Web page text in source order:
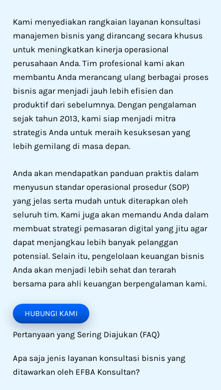
Kami menyediakan rangkaian layanan konsultasi
manajemen bisnis yang dirancang secara khusus
untuk meningkatkan kinerja operasional
perusahaan Anda. Tim profesional kami akan
membantu Anda merancang ulang berbagai proses
bisnis agar menjadi jauh lebih efisien dan
produktif dari sebelumnya. Dengan pengalaman
sejak tahun 2013, kami siap menjadi mitra
strategis Anda untuk meraih kesuksesan yang
lebih gemilang di masa depan.
Anda akan mendapatkan panduan praktis dalam
menyusun standar operasional prosedur (SOP)
yang jelas serta mudah untuk diterapkan oleh
seluruh tim. Kami juga akan memandu Anda dalam
membuat strategi pemasaran digital yang jitu agar
dapat menjangkau lebih banyak pelanggan
potensial. Selain itu, pengelolaan keuangan bisnis
Anda akan menjadi lebih sehat dan terarah
bersama para ahli keuangan berpengalaman kami.
HUBUNGI KAMI
Pertanyaan yang Sering Diajukan (FAQ)
Apa saja jenis layanan konsultasi bisnis yang
ditawarkan oleh EFBA Konsultan?